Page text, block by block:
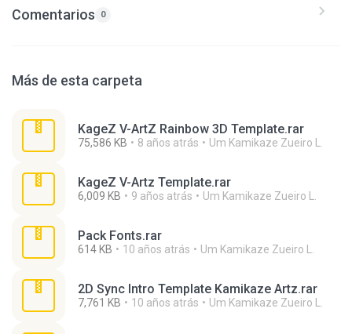
Comentarios 0
Más de esta carpeta
KageZ V-ArtZ Rainbow 3D Template.rar
75,586 KB 8 años atrás Um Kamikaze Zueiro L.
KageZ V-Artz Template.rar
6,009 KB 9 años atrás Um Kamikaze Zueiro L.
Pack Fonts.rar
614 KB 10 años atrás Um Kamikaze Zueiro L.
2D Sync Intro Template Kamikaze Artz.rar
7,761 KB 10 años atrás Um Kamikaze Zueiro L.